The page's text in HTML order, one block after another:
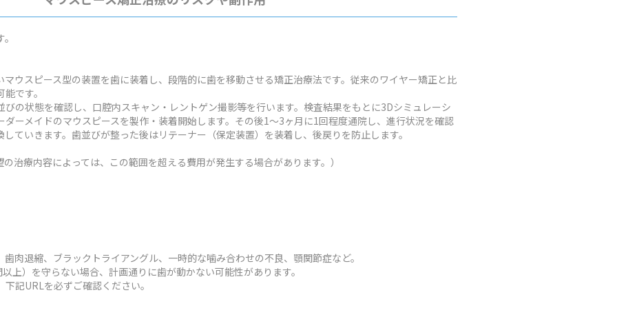
ウスピース型の装置を歯に装着し、段階的に歯を移動させる矯正治療法です。従来のワイヤー矯正と比
です。
の状態を確認し、口腔内スキャン・レントゲン撮影等を行います。検査結果をもとに3Dシミュレーシ
ーメイドのマウスピースを製作・装着開始します。その後1～3ヶ月に1回程度通院し、進行状況を確認
ていきます。歯並びが整った後はリテーナー（保定装置）を装着し、後戻りを防止します。
治療内容によっては、この範囲を超える費用が発生する場合があります。）
肉退縮、ブラックトライアングル、一時的な噛み合わせの不良、顎関節症など。
上）を守らない場合、計画通りに歯が動かない可能性があります。
記URLを必ずご確認ください。